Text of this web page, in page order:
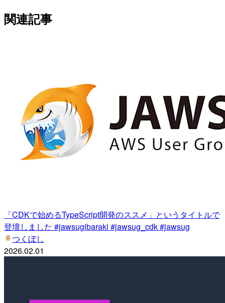
関連記事
「CDKで始めるTypeScript開発のススメ」というタイトルで
登壇しました #jawsugibaraki #jawsug_cdk #jawsug
つくぼし
2026.02.01